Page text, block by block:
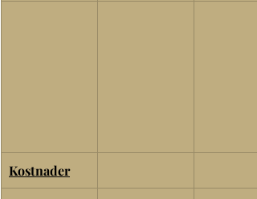
Kostnader